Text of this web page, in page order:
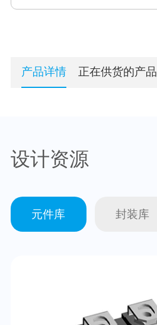
产品详情 正在供货的产品
设计资源
元件库 封装库